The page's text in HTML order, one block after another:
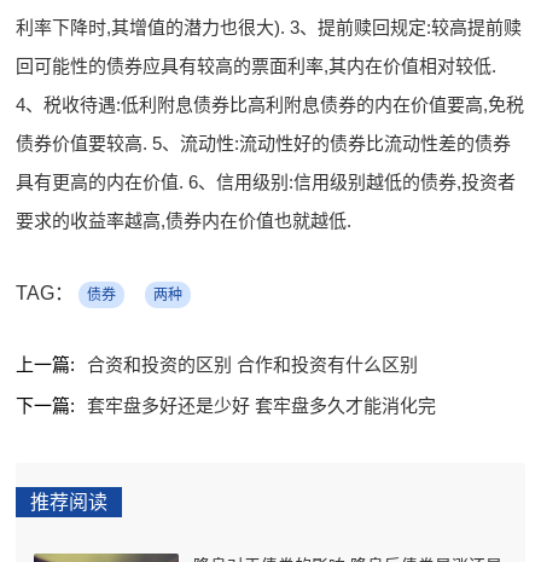
利率下降时,其增值的潜力也很大). 3、提前赎回规定:较高提前赎
回可能性的债券应具有较高的票面利率,其内在价值相对较低.
4、税收待遇:低利附息债券比高利附息债券的内在价值要高,免税
债券价值要较高. 5、流动性:流动性好的债券比流动性差的债券
具有更高的内在价值. 6、信用级别:信用级别越低的债券,投资者
要求的收益率越高,债券内在价值也就越低.
TAG： 债券 两种
上一篇:
合资和投资的区别 合作和投资有什么区别
下一篇:
套牢盘多好还是少好 套牢盘多久才能消化完
推荐阅读